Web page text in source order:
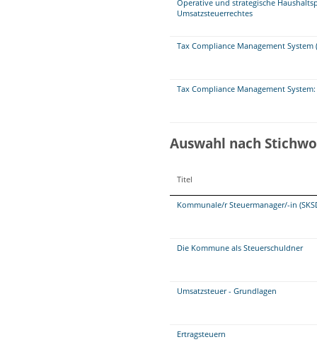
Operative und strategische
Umsatzsteuerrechtes
Tax Compliance Management System
Tax Compliance Management
Auswahl nach
Titel
Kommunale/r Steuermanager/-in
Die Kommune als Steuerschuldner
Umsatzsteuer - Grundlagen
Ertragsteuern